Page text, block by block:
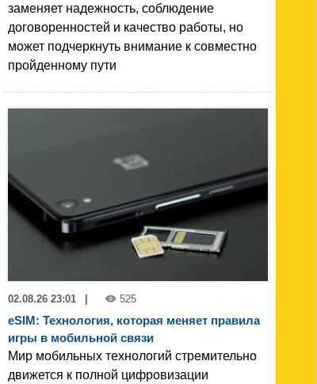
заменяет надежность, соблюдение
договоренностей и качество работы, но
может подчеркнуть внимание к совместно
пройденному пути
02.08.26 23:01 525
eSIM: Технология, которая меняет правила
игры в мобильной связи
Мир мобильных технологий стремительно
движется к полной цифровизации